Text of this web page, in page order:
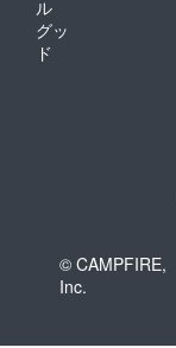
ル
グッ
ド
© CAMPFIRE,
Inc.